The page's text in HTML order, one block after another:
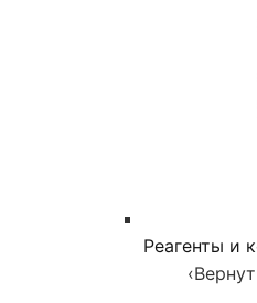
Реагенты и
‹